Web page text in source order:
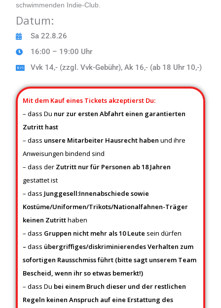
schwimmenden Indie-Club.
Datum:
Sa 22.8.26
16:00 – 19:00 Uhr
Vvk 14,- (zzgl. Vvk-Gebühr), Ak 16,- (ab 18 Uhr 10,-)
Mit dem Kauf eines Tickets akzeptierst Du:
– dass Du nur zur ersten Abfahrt einen garantierten
Zutritt hast
– dass unsere Mitarbeiter Hausrecht haben und ihre
Anweisungen bindend sind
– dass der Zutritt nur für Personen ab 18 Jahren
gestattet ist
– dass Junggesell:Innenabschiede sowie
Kostüme/Uniformen/Trikots/Nationalfahnen-Träger
keinen Zutritthaben
– dass Gruppen nicht mehr als 10 Leute sein dürfen
–dass übergriffiges/diskriminierendes Verhalten zum
sofortigen Rausschmiss führt (bitte sagt unserem Team
Bescheid, wenn ihr so etwas bemerkt!)
– dass Du bei einem Bruch dieser und der restlichen
Regeln keinen Anspruch auf eine Erstattung des